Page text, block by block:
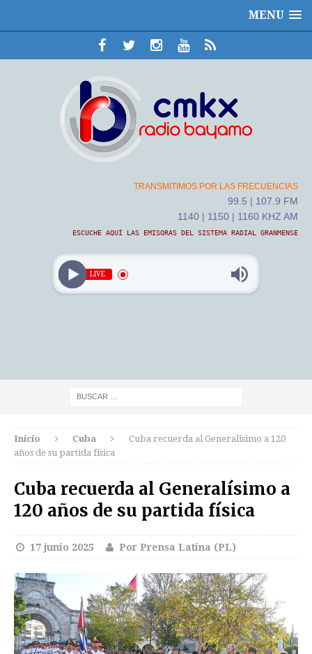
MENU
TRANSMITIMOS POR LAS FRECUENCIAS
99.5 | 107.9 FM
1140 | 1150 | 1160 KHZ AM
ESCUCHE AQUÍ LAS EMISORAS DEL SISTEMA RADIAL GRANMENSE
LIVE
Inicio Cuba
Cuba recuerda al Generalísimo a 120
años de su partida física
Cuba recuerda al Generalísimo a
120 años de su partida física
17 junio 2025 Por Prensa Latina (PL)